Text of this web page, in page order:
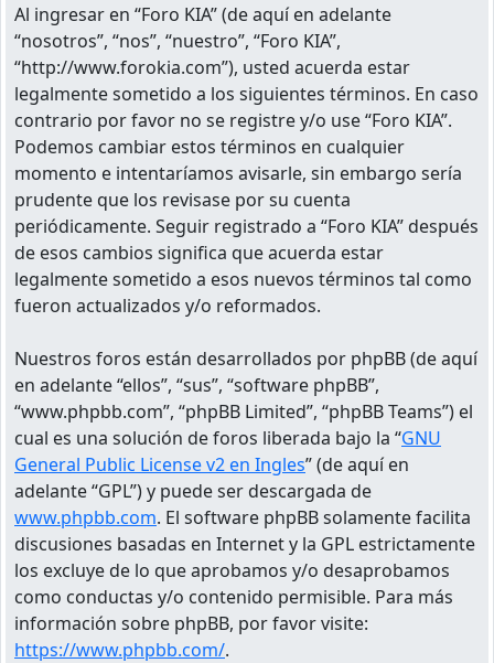
Al ingresar en “Foro KIA” (de aquí en adelante
“nosotros”, “nos”, “nuestro”, “Foro KIA”,
“http://www.forokia.com”), usted acuerda estar
legalmente sometido a los siguientes términos. En caso
contrario por favor no se registre y/o use “Foro KIA”.
Podemos cambiar estos términos en cualquier
momento e intentaríamos avisarle, sin embargo sería
prudente que los revisase por su cuenta
periódicamente. Seguir registrado a “Foro KIA” después
de esos cambios significa que acuerda estar
legalmente sometido a esos nuevos términos tal como
fueron actualizados y/o reformados.
Nuestros foros están desarrollados por phpBB (de aquí
en adelante “ellos”, “sus”, “software phpBB”,
“www.phpbb.com”, “phpBB Limited”, “phpBB Teams”) el
cual es una solución de foros liberada bajo la “GNU
General Public License v2 en Ingles” (de aquí en
adelante “GPL”) y puede ser descargada de
www.phpbb.com. El software phpBB solamente facilita
discusiones basadas en Internet y la GPL estrictamente
los excluye de lo que aprobamos y/o desaprobamos
como conductas y/o contenido permisible. Para más
información sobre phpBB, por favor visite:
https://www.phpbb.com/.